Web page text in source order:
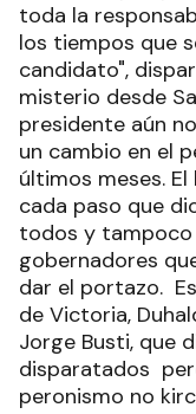
toda la
los tiempos que
candidato",
misterio desde
presidente aún
un cambio en el
últimos meses.
cada paso que
todos y
gobernadores
dar el portazo.
de Victoria,
Jorge Busti, que
disparatados
peronismo no